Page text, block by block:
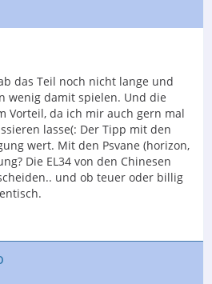
das Teil noch nicht lange und
wenig damit spielen. Und die
Vorteil, da ich mir auch gern mal
lasse(: Der Tipp mit den
wert. Mit den Psvane (horizon,
Die EL34 von den Chinesen
und ob teuer oder billig